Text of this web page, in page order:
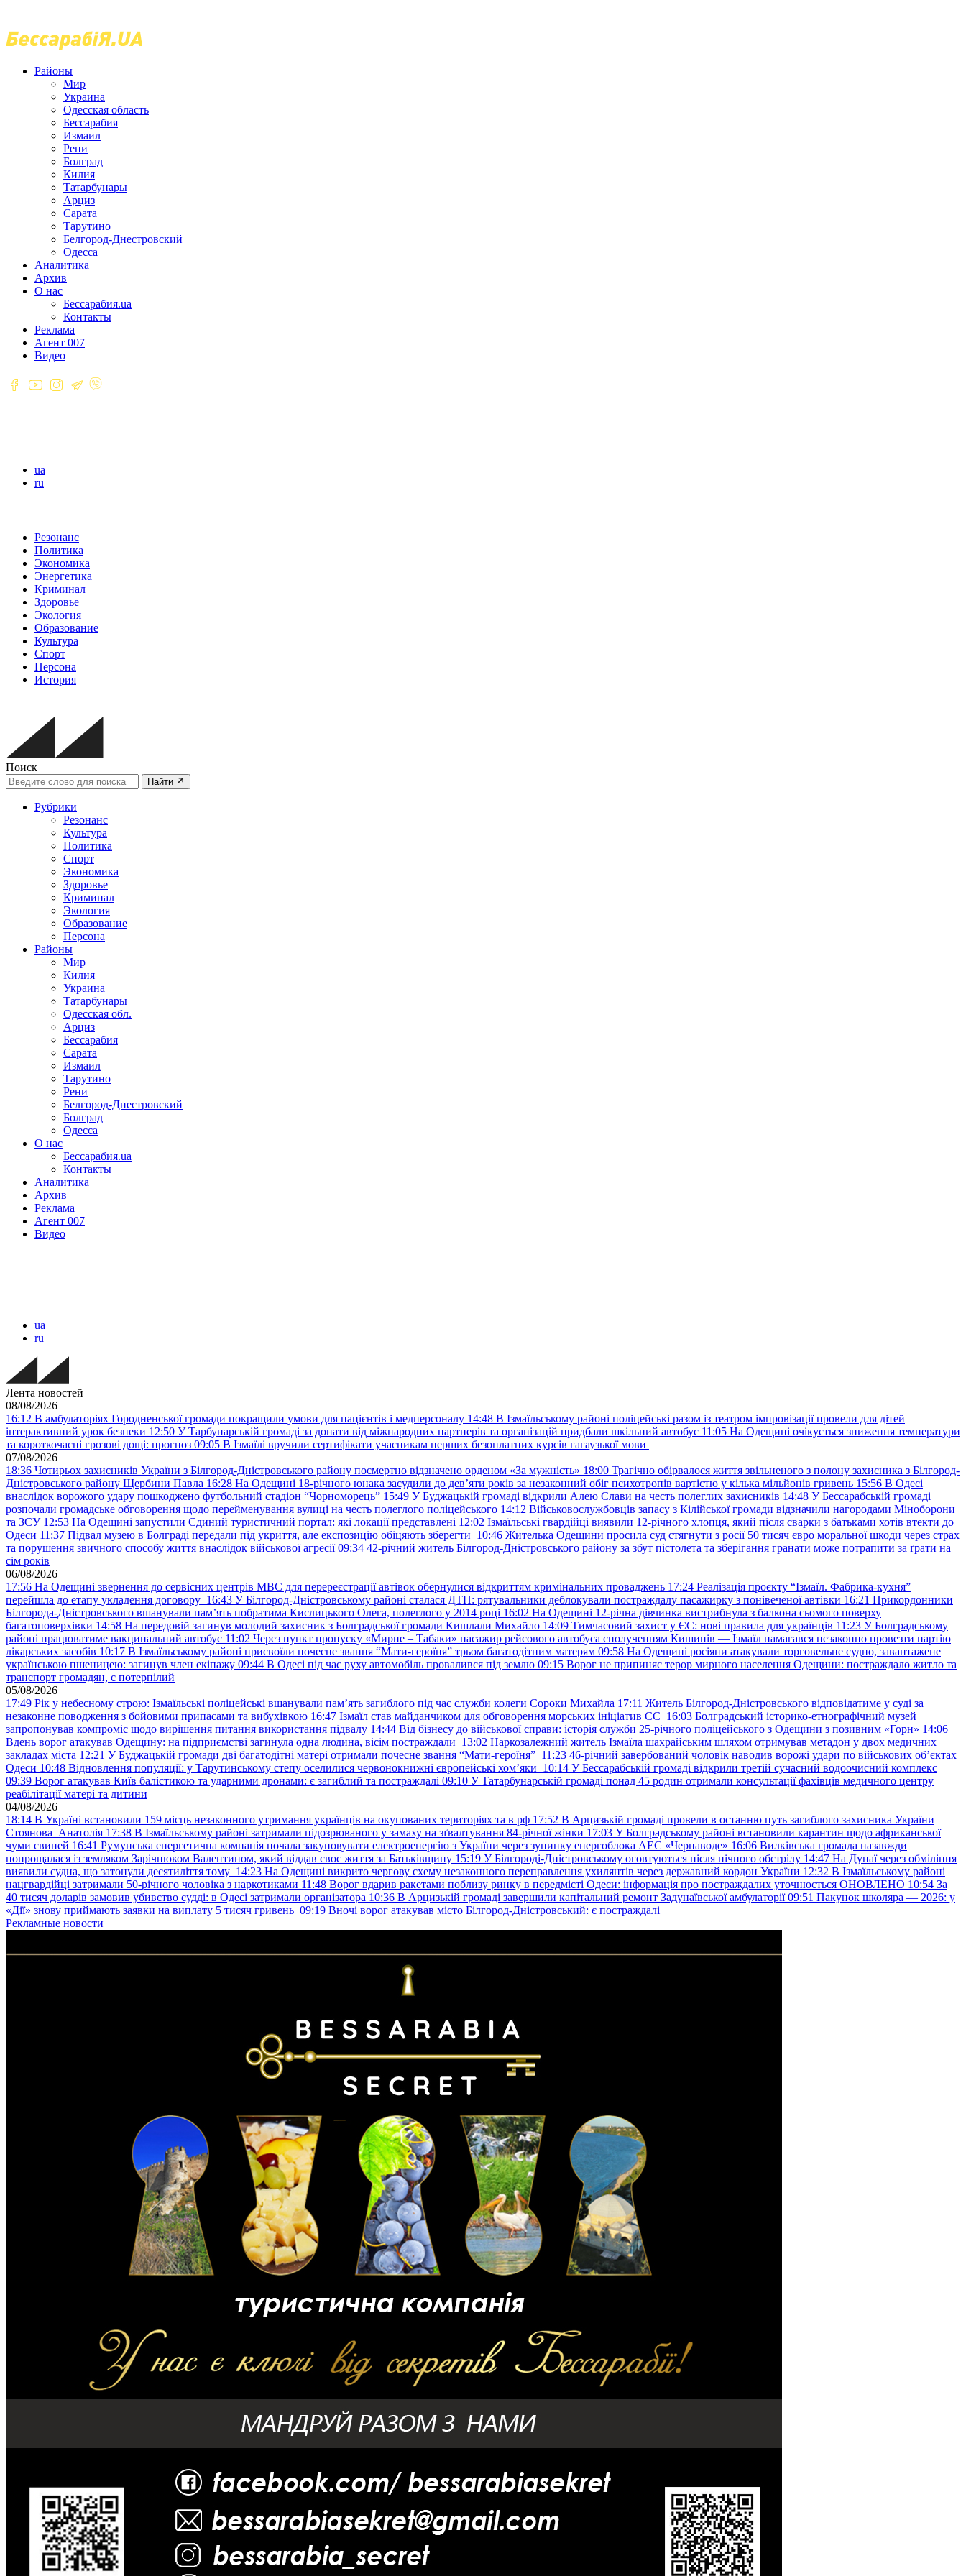
Районы
Мир
Украина
Одесская область
Бессарабия
Измаил
Рени
Болград
Килия
Татарбунары
Арциз
Сарата
Тарутино
Белгород-Днестровский
Одесса
Аналитика
Архив
О нас
Бессарабия.ua
Контакты
Реклама
Агент 007
Видео
ua
ru
Резонанс
Политика
Экономика
Энергетика
Криминал
Здоровье
Экология
Образование
Культура
Спорт
Персона
История
Поиск
Найти
Рубрики
Резонанс
Культура
Политика
Спорт
Экономика
Здоровье
Криминал
Экология
Образование
Персона
Районы
Мир
Килия
Украина
Татарбунары
Одесская обл.
Арциз
Бессарабия
Сарата
Измаил
Тарутино
Рени
Белгород-Днестровский
Болград
Одесса
О нас
Бессарабия.ua
Контакты
Аналитика
Архив
Реклама
Агент 007
Видео
ua
ru
Лента новостей
08/08/2026
16:12 В амбулаторіях Городненської громади покращили умови для пацієнтів і медперсоналу 14:48 В Ізмаїльському районі поліцейські разом із театром імпровізації провели для дітей
інтерактивний урок безпеки 12:50 У Тарбунарській громаді за донати від міжнародних партнерів та організацій придбали шкільний автобус 11:05 На Одещині очікується зниження температури
та короткочасні грозові дощі: прогноз 09:05 В Ізмаїлі вручили сертифікати учасникам перших безоплатних курсів гагаузької мови
07/08/2026
18:36 Чотирьох захисників України з Білгород-Дністровського району посмертно відзначено орденом «За мужність» 18:00 Трагічно обірвалося життя звільненого з полону захисника з Білгород-
Дністровського району Щербини Павла 16:28 На Одещині 18-річного юнака засудили до дев’яти років за незаконний обіг психотропів вартістю у кілька мільйонів гривень 15:56 В Одесі
внаслідок ворожого удару пошкоджено футбольний стадіон “Чорноморець” 15:49 У Буджацькій громаді відкрили Алею Слави на честь полеглих захисників 14:48 У Бессарабській громаді
розпочали громадське обговорення щодо перейменування вулиці на честь полеглого поліцейського 14:12 Військовослужбовців запасу з Кілійської громади відзначили нагородами Міноборони
та ЗСУ 12:53 На Одещині запустили Єдиний туристичний портал: які локації представлені 12:02 Ізмаїльські гвардійці виявили 12-річного хлопця, який після сварки з батьками хотів втекти до
Одеси 11:37 Підвал музею в Болграді передали під укриття, але експозицію обіцяють зберегти 10:46 Жителька Одещини просила суд стягнути з росії 50 тисяч євро моральної шкоди через страх
та порушення звичного способу життя внаслідок військової агресії 09:34 42-річний житель Білгород-Дністровського району за збут пістолета та зберігання гранати може потрапити за ґрати на
сім років
06/08/2026
17:56 На Одещині звернення до сервісних центрів МВС для перереєстрації автівок обернулися відкриттям кримінальних проваджень 17:24 Реалізація проєкту “Ізмаїл. Фабрика-кухня”
перейшла до етапу укладення договору 16:43 У Білгород-Дністровському районі сталася ДТП: рятувальники деблокували постраждалу пасажирку з понівеченої автівки 16:21 Прикордонники
Білгорода-Дністровського вшанували пам’ять побратима Кислицького Олега, полеглого у 2014 році 16:02 На Одещині 12-річна дівчинка вистрибнула з балкона сьомого поверху
багатоповерхівки 14:58 На передовій загинув молодий захисник з Болградської громади Кишлали Михайло 14:09 Тимчасовий захист у ЄС: нові правила для українців 11:23 У Болградському
районі працюватиме вакцинальний автобус 11:02 Через пункт пропуску «Мирне – Табаки» пасажир рейсового автобуса сполученням Кишинів — Ізмаїл намагався незаконно провезти партію
лікарських засобів 10:17 В Ізмаїльському районі присвоїли почесне звання “Мати-героїня” трьом багатодітним матерям 09:58 На Одещині росіяни атакували торговельне судно, завантажене
українською пшеницею: загинув член екіпажу 09:44 В Одесі під час руху автомобіль провалився під землю 09:15 Ворог не припиняє терор мирного населення Одещини: постраждало житло та
транспорт громадян, є потерпілий
05/08/2026
17:49 Рік у небесному строю: Ізмаїльські поліцейські вшанували пам’ять загиблого під час служби колеги Сороки Михайла 17:11 Житель Білгород-Дністровського відповідатиме у суді за
незаконне поводження з бойовими припасами та вибухівкою 16:47 Ізмаїл став майданчиком для обговорення морських ініціатив ЄС 16:03 Болградський історико-етнографічний музей
запропонував компроміс щодо вирішення питання використання підвалу 14:44 Від бізнесу до військової справи: історія служби 25-річного поліцейського з Одещини з позивним «Горн» 14:06
Вдень ворог атакував Одещину: на підприємстві загинула одна людина, вісім постраждали 13:02 Наркозалежний житель Ізмаїла шахрайським шляхом отримував метадон у двох медичних
закладах міста 12:21 У Буджацькій громади дві багатодітні матері отримали почесне звання “Мати-героїня” 11:23 46-річний завербований чоловік наводив ворожі удари по військових обʼєктах
Одеси 10:48 Відновлення популяції: у Тарутинському степу оселилися червонокнижні європейські хом’яки 10:14 У Бессарабській громаді відкрили третій сучасний водоочисний комплекс
09:39 Ворог атакував Київ балістикою та ударними дронами: є загиблий та постраждалі 09:10 У Татарбунарській громаді понад 45 родин отримали консультації фахівців медичного центру
реабілітації матері та дитини
04/08/2026
18:14 В Україні встановили 159 місць незаконного утримання українців на окупованих територіях та в рф 17:52 В Арцизькій громаді провели в останню путь загиблого захисника України
Стоянова Анатолія 17:38 В Ізмаїльському районі затримали підозрюваного у замаху на зґвалтування 84-річної жінки 17:03 У Болградському районі встановили карантин щодо африканської
чуми свиней 16:41 Румунська енергетична компанія почала закуповувати електроенергію з України через зупинку енергоблока АЕС «Чернаводе» 16:06 Вилківська громада назавжди
попрощалася із земляком Зарічнюком Валентином, який віддав своє життя за Батьківщину 15:19 У Білгороді-Дністровському оговтуються після нічного обстрілу 14:47 На Дунаї через обміління
виявили судна, що затонули десятиліття тому 14:23 На Одещині викрито чергову схему незаконного переправлення ухилянтів через державний кордон України 12:32 В Ізмаїльському районі
нацгвардійці затримали 50-річного чоловіка з наркотиками 11:48 Ворог вдарив ракетами поблизу ринку в передмісті Одеси: інформація про постраждалих уточнюється ОНОВЛЕНО 10:54 За
40 тисяч доларів замовив убивство судді: в Одесі затримали організатора 10:36 В Арцизькій громаді завершили капітальний ремонт Задунаївської амбулаторії 09:51 Пакунок школяра — 2026: у
«Дії» знову приймають заявки на виплату 5 тисяч гривень 09:19 Вночі ворог атакував місто Білгород-Дністровський: є постраждалі
Рекламные новости